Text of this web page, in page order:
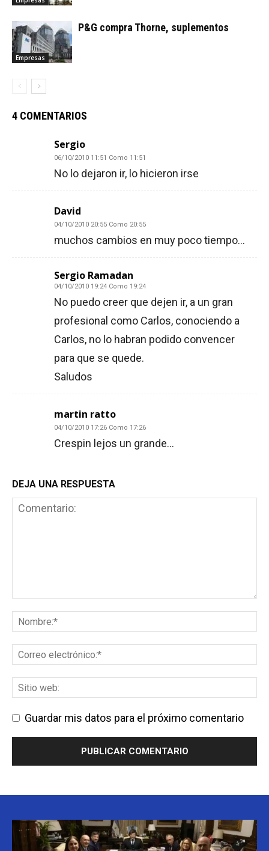
Empresas
P&G compra Thorne, suplementos
4 COMENTARIOS
Sergio
06/10/2010 11:51 Como 11:51
No lo dejaron ir, lo hicieron irse
David
04/10/2010 20:55 Como 20:55
muchos cambios en muy poco tiempo…
Sergio Ramadan
04/10/2010 19:24 Como 19:24
No puedo creer que dejen ir, a un gran
profesional como Carlos, conociendo a
Carlos, no lo habran podido convencer
para que se quede.
Saludos
martin ratto
04/10/2010 17:26 Como 17:26
Crespin lejos un grande…
DEJA UNA RESPUESTA
Guardar mis datos para el próximo comentario